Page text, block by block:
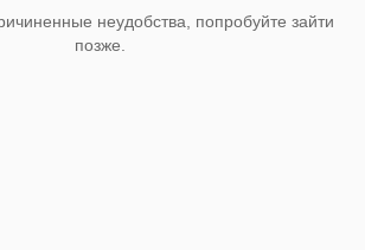
неудобства, попробуйте зайти
позже.